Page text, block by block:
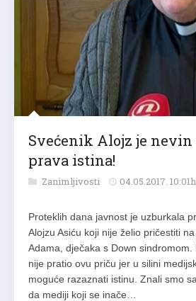
Svećenik Alojz je nevin
prava istina!
Zanimljivosti 04.05.2017. 10:01h
Proteklih dana javnost je uzburkala
Alojzu Asiću koji nije želio pričestiti
Adama, dječaka s Down
nije pratio ovu priču jer u silini
moguće razaznati istinu. Znali smo
da mediji koji se inače…